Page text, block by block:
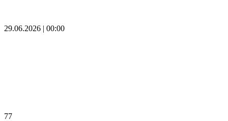
29.06.2026 | 00:00
77